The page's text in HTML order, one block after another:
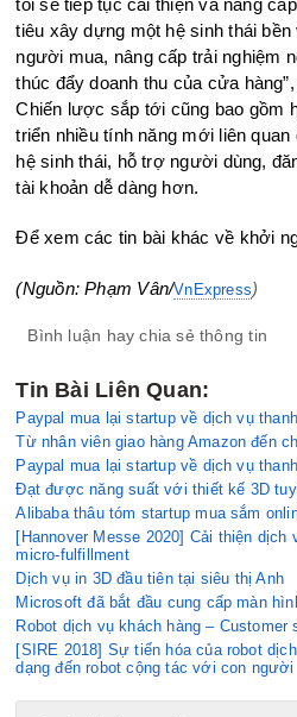
tôi sẽ tiếp tục cải thiện và nâng
tiêu xây dựng một hệ sinh thái
người mua, nâng cấp trải nghiệm
thúc đẩy doanh thu của cửa
Chiến lược sắp tới cũng bao gồm
triển nhiều tính năng mới liên
hệ sinh thái, hỗ trợ người dùng,
tài khoản dễ dàng hơn.
Để xem các tin bài khác về khởi
(Nguồn: Phạm Vân/VnExpress)
Bình luận hay chia sẻ thông tin
Tin Bài Liên Quan:
Paypal mua lại startup về dịch vụ
Từ nhân viên giao hàng Amazon đến
Paypal mua lại startup về dịch vụ
Đạt được năng suất với thiết kế 3D
Alibaba thâu tóm startup mua sắm
[Hannover Messe 2020] Cải thiện dịch
micro-fulfillment
Dịch vụ in 3D đầu tiên tại siêu thị Anh
Microsoft đã bắt đầu cung cấp màn
Robot dịch vụ khách hàng – Customer
[SIRE 2018] Sự tiến hóa của robot
dạng đến robot cộng tác với con người